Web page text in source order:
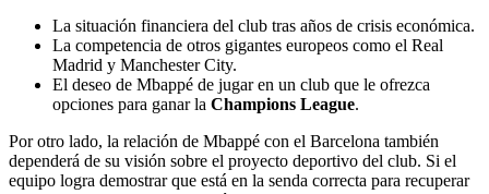
La situación financiera del club tras años de crisis económica.
La competencia de otros gigantes europeos como el Real
Madrid y Manchester City.
El deseo de Mbappé de jugar en un club que le ofrezca
opciones para ganar la Champions League.
Por otro lado, la relación de Mbappé con el Barcelona también
dependerá de su visión sobre el proyecto deportivo del club. Si el
equipo logra demostrar que está en la senda correcta para recuperar